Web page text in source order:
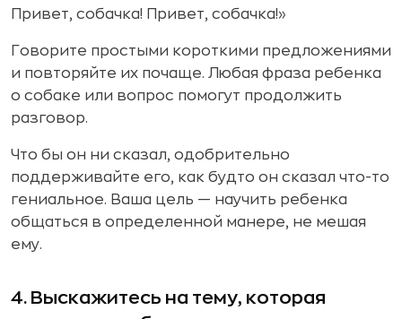
Привет, собачка! Привет, собачка!»
Говорите простыми короткими предложениями
и повторяйте их почаще. Любая фраза ребенка
о собаке или вопрос помогут продолжить
разговор.
Что бы он ни сказал, одобрительно
поддерживайте его, как будто он сказал что-то
гениальное. Ваша цель — научить ребенка
общаться в определенной манере, не мешая
ему.
4. Выскажитесь на тему, которая